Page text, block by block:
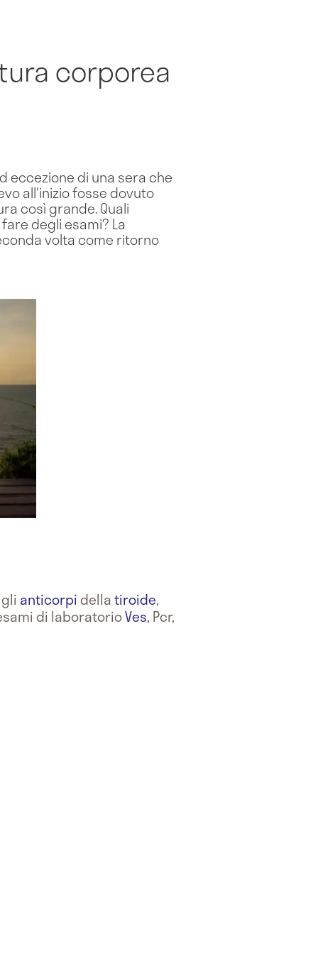
corporea
eccezione di una sera che
all'inizio fosse dovuto
così grande. Quali
degli esami? La
volta come ritorno
anticorpidellatiroide,
di laboratorioVes, Pcr,